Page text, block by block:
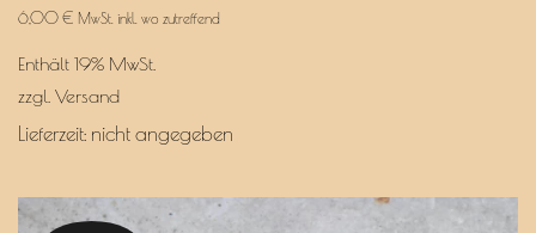
6,00 € MwSt. inkl. wo zutreffend
Enthält 19% MwSt.
zzgl. Versand
Lieferzeit: nicht angegeben